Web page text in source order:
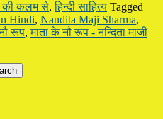
की कलम से,हिन्दी साहित्य Tagged
Hindi, Nandita Maji Sharma,
रूप,माता के नौ रूप - नन्दिता माजी